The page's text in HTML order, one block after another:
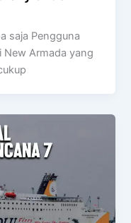
saja Pengguna
New Armada yang